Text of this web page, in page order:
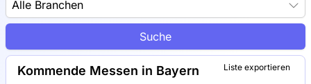
Alle Branchen
Suche
Liste exportieren
Kommende Messen in Bayern